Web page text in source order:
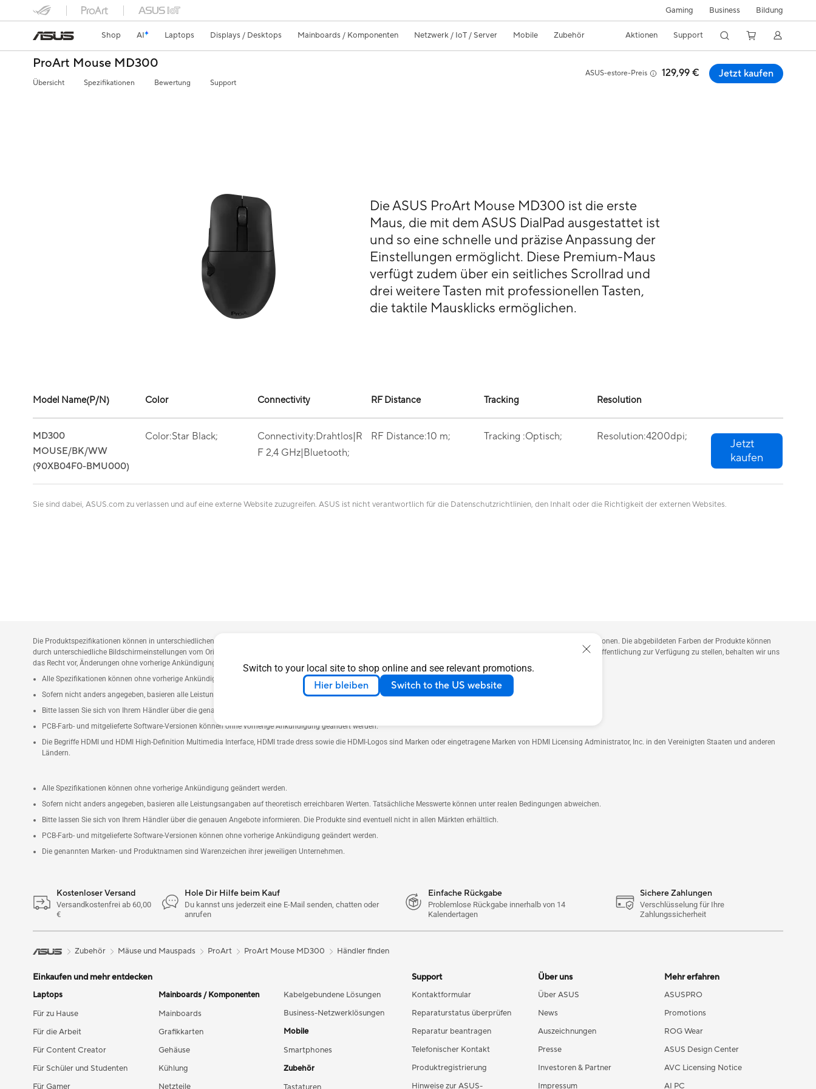
Switch to your local site to shop online and see relevant promotions.
Hier bleiben Switch to the US website
Gaming Business Bildung
Shop AI Laptops Displays / Desktops Mainboards / Komponenten Netzwerk / IoT / Server Mobile Zubehör Aktionen Support
ProArt Mouse MD300
Übersicht Spezifikationen Bewertung Support
ASUS-estore-Preis 129,99 € Jetzt kaufen
Die ASUS ProArt Mouse MD300 ist die erste
Maus, die mit dem ASUS DialPad ausgestattet ist
und so eine schnelle und präzise Anpassung der
Einstellungen ermöglicht. Diese Premium-Maus
verfügt zudem über ein seitliches Scrollrad und
drei weitere Tasten mit professionellen Tasten,
die taktile Mausklicks ermöglichen.
Model Name(P/N) Color Connectivity RF Distance Tracking Resolution
MD300
MOUSE/BK/WW
(90XB04F0-BMU000)
Color:Star Black;
Connectivity:Drahtlos|R
F 2,4 GHz|Bluetooth;
RF Distance:10 m; Tracking :Optisch; Resolution:4200dpi;
Jetzt
kaufen
Sie sind dabei, ASUS.com zu verlassen und auf eine externe Website zuzugreifen. ASUS ist nicht verantwortlich für die Datenschutzrichtlinien, den Inhalt oder die Richtigkeit der externen Websites.
Die Produktspezifikationen können in unterschiedlichen Ländern verschieden ausfallen. Bitte informieren Sie sich bei Ihrem Händler vor Ort über die gültigen Produktspezifikationen. Die abgebildeten Farben der Produkte können
durch unterschiedliche Bildschirmeinstellungen vom Original abweichen. Obwohl wir darum bemüht sind, genaueste und umfassendste Informationen zum Zeitpunkt der Veröffentlichung zur Verfügung zu stellen, behalten wir uns
das Recht vor, Änderungen ohne vorherige Ankündigung vorzunehmen.
Alle Spezifikationen können ohne vorherige Ankündigung geändert werden.
Sofern nicht anders angegeben, basieren alle Leistungsangaben auf theoretisch erreichbaren Werten. Tatsächliche Messwerte können unter realen Bedingungen abweichen.
Bitte lassen Sie sich von Ihrem Händler über die genauen Angebote informieren. Die Produkte sind eventuell nicht in allen Märkten erhältlich.
PCB-Farb- und mitgelieferte Software-Versionen können ohne vorherige Ankündigung geändert werden.
Die Begriffe HDMI und HDMI High-Definition Multimedia Interface, HDMI trade dress sowie die HDMI-Logos sind Marken oder eingetragene Marken von HDMI Licensing Administrator, Inc. in den Vereinigten Staaten und anderen
Ländern.
Alle Spezifikationen können ohne vorherige Ankündigung geändert werden.
Sofern nicht anders angegeben, basieren alle Leistungsangaben auf theoretisch erreichbaren Werten. Tatsächliche Messwerte können unter realen Bedingungen abweichen.
Bitte lassen Sie sich von Ihrem Händler über die genauen Angebote informieren. Die Produkte sind eventuell nicht in allen Märkten erhältlich.
PCB-Farb- und mitgelieferte Software-Versionen können ohne vorherige Ankündigung geändert werden.
Die genannten Marken- und Produktnamen sind Warenzeichen ihrer jeweiligen Unternehmen.
Kostenloser Versand
Versandkostenfrei ab 60,00
€
Hole Dir Hilfe beim Kauf
Du kannst uns jederzeit eine E-Mail senden, chatten oder
anrufen
Einfache Rückgabe
Problemlose Rückgabe innerhalb von 14
Kalendertagen
Sichere Zahlungen
Verschlüsselung für Ihre
Zahlungssicherheit
Zubehör Mäuse und Mauspads ProArt ProArt Mouse MD300 Händler finden
Einkaufen und mehr entdecken
Laptops
Für zu Hause
Für die Arbeit
Für Content Creator
Für Schüler und Studenten
Für Gamer
Mainboards / Komponenten
Mainboards
Grafikkarten
Gehäuse
Kühlung
Netzteile
Kabelgebundene Lösungen
Business-Netzwerklösungen
Mobile
Smartphones
Zubehör
Support
Kontaktformular
Reparaturstatus überprüfen
Reparatur beantragen
Telefonischer Kontakt
Produktregistrierung
Hinweise zur ASUS-
Über uns
Über ASUS
News
Auszeichnungen
Presse
Investoren & Partner
Impressum
Mehr erfahren
ASUSPRO
Promotions
ROG Wear
ASUS Design Center
AVC Licensing Notice
AI PC